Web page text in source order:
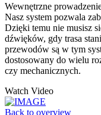
Wewnętrzne
Nasz system pozwala
Dzięki temu nie musisz
dźwięków, gdy trasa
przewodów są w tym
dostosowany do wielu
czy mechanicznych.
Watch Video
Back to overview